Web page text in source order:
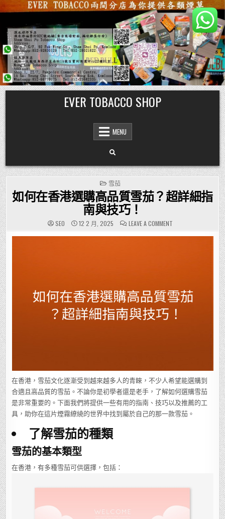
Skip
to
content
EVER TOBACCO SHOP
MENU
POSTED
IN
雪茄
如何在香港選購高品質雪茄？超詳細指
南與技巧！
SEO 12 2 月, 2025 LEAVE A COMMENTON
如
何
雪
茄？
超
詳
細
指
在香港，雪茄文化逐漸受到越來越多人的青睞，不少人希望能選購到
合適且高品質的雪茄。不論你是初學者還是老手，了解如何選購雪茄
是非常重要的。下面我們將提供一些有用的指南、技巧以及推薦的工
具，助你在這片煙霧繚繞的世界中找到屬於自己的那一款雪茄。
了解雪茄的種類
雪茄的基本類型
在香港，有多種雪茄可供選擇，包括：